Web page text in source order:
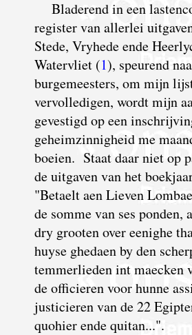
Bladerend in een
register van allerlei
Stede, Vryhede ende
Watervliet (1), speurend
burgemeesters, om mijn
vervolledigen, wordt mijn
gevestigd op een
geheimzinnigheid me
boeien. Staat daar niet op
de uitgaven van het
"Betaelt aen Lieven
de somme van ses ponden,
dry grooten over eenighe
huyse ghedaen by den
temmerlieden int maecken
de officieren voor hunne
justicieren van de 22
quohier ende quitan...".